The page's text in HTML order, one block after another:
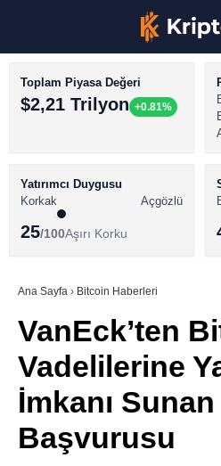
BİTCOİN HABERLERİ
ALTCOİN HABERLERİ
SÖZLÜK
Toplam Piyasa Değeri
$2,21 Trilyon +0.81%
Yatırımcı Duygusu
Korkak
Açgözlü
25/100Aşırı Korku
Ana Sayfa › Bitcoin Haberleri
VanEck’ten
Vadelilerine
İmkanı
Başvurusu